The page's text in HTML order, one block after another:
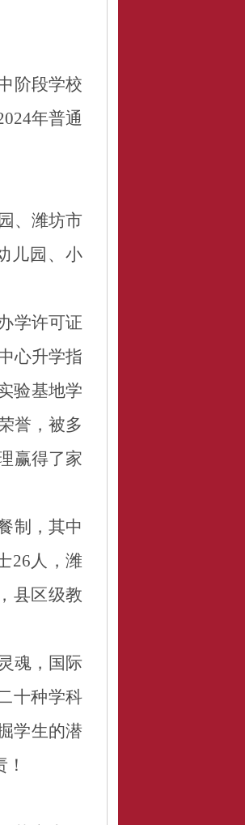
阶段学校
024年普通
、潍坊市
儿园、小
学许可证
心升学指
验基地学
誉，被多
赢得了家
制，其中
26人，潍
县区级教
魂，国际
十种学科
学生的潜